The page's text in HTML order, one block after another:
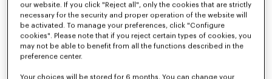
'K Boke' デコラティブ クッション
¥ 14,300
our website. If you click "Reject all", only the cookies that are strictly
necessary for the security and proper operation of the website will
be activated. To manage your preferences, click "Configure
cookies". Please note that if you reject certain types of cookies, you
may not be able to benefit from all the functions described in the
preference center.
Your choices will be stored for 6 months. You can change your